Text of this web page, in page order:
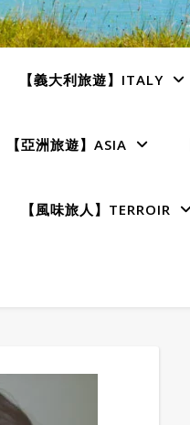
【義大利旅遊】ITALY
【亞洲旅遊】ASIA
【風味旅人】TERROIR